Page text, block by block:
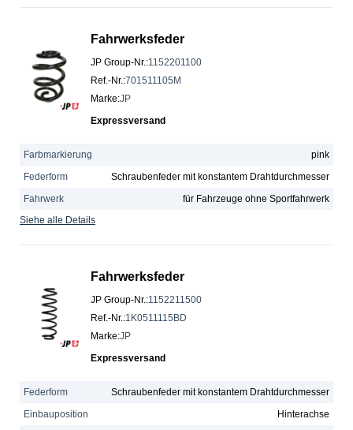
Fahrwerksfeder
JP Group-Nr.:1152201100
Ref.-Nr.:701511105M
Marke:JP
Expressversand
Farbmarkierung
pink
Federform
Schraubenfeder mit konstantem Drahtdurchmesser
Fahrwerk
für Fahrzeuge ohne Sportfahrwerk
Siehe alle Details
Fahrwerksfeder
JP Group-Nr.:1152211500
Ref.-Nr.:1K0511115BD
Marke:JP
Expressversand
Federform
Schraubenfeder mit konstantem Drahtdurchmesser
Einbauposition
Hinterachse